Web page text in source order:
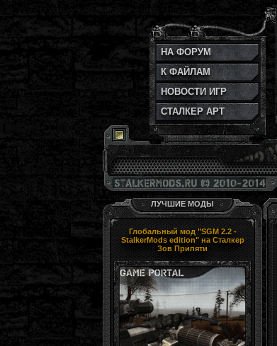
НА ФОРУМ
К ФАЙЛАМ
НОВОСТИ ИГР
СТАЛКЕР АРТ
ЛУЧШИЕ МОДЫ
Глобальный мод "SGM 2.2 -
StalkerMods edition" на Сталкер
Зов Припяти